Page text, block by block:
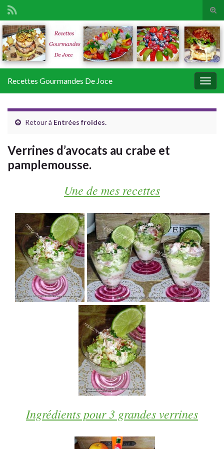
Search for:
Recettes Gourmandes De Joce
Retour à Entrées froides.
Verrines d’avocats au crabe et
pamplemousse.
Une de mes recettes
Ingrédients pour 3 grandes verrines